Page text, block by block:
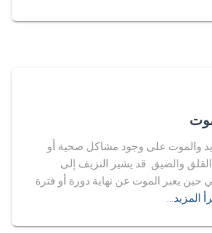
والموت على وجود مشاكل صحية أو
والضيق. قد يشير النزيف إلى
حين يعبر الموت عن نهاية دورة أو فترة
المزيد…